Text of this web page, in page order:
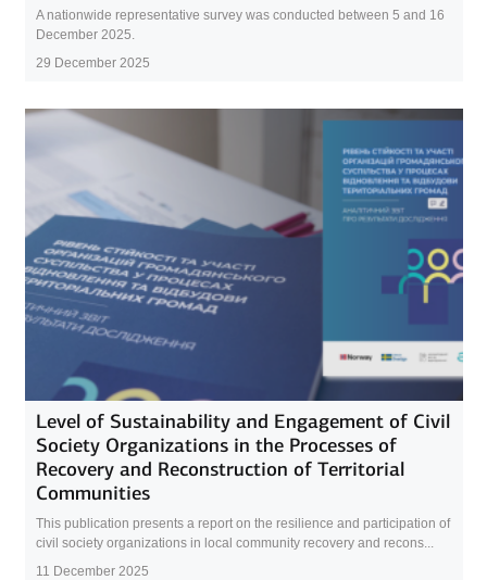
A nationwide representative survey was conducted between 5 and 16
December 2025.
29 December 2025
Level of Sustainability and Engagement of Civil
Society Organizations in the Processes of
Recovery and Reconstruction of Territorial
Communities
This publication presents a report on the resilience and participation of
civil society organizations in local community recovery and recons...
11 December 2025